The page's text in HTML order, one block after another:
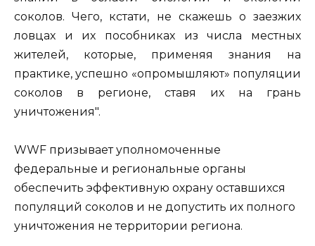
соколов. Чего, кстати, не скажешь о заезжих
ловцах и их пособниках из числа местных
жителей, которые, применяя знания на
практике, успешно «опромышляют» популяции
соколов в регионе, ставя их на грань
уничтожения".
WWF призывает уполномоченные
федеральные и региональные органы
обеспечить эффективную охрану оставшихся
популяций соколов и не допустить их полного
уничтожения не территории региона.